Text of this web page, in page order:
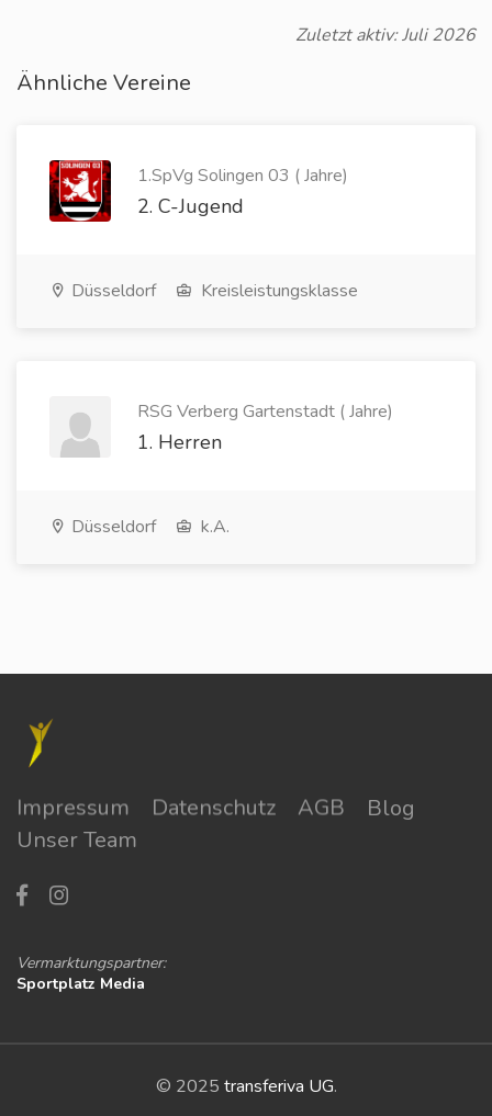
Zuletzt aktiv: Juli 2026
Ähnliche Vereine
1.SpVg Solingen 03 ( Jahre)
2. C-Jugend
Düsseldorf Kreisleistungsklasse
RSG Verberg Gartenstadt ( Jahre)
1. Herren
Düsseldorf k.A.
Impressum Datenschutz AGB
Blog
Unser Team
Vermarktungspartner:
Sportplatz Media
© 2025 transferiva UG.